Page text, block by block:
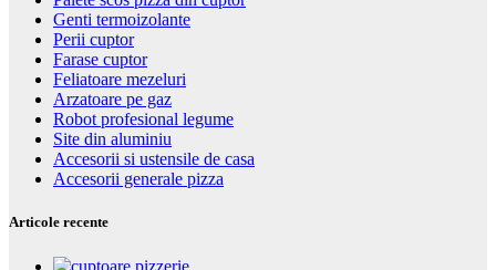
Genti termoizolante
Perii cuptor
Farase cuptor
Feliatoare mezeluri
Arzatoare pe gaz
Robot profesional legume
Site din aluminiu
Accesorii si ustensile de casa
Accesorii generale pizza
Articole recente